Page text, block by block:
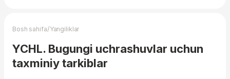
Bosh sahifa/Yangiliklar
YCHL. Bugungi uchrashuvlar uchun
taxminiy tarkiblar